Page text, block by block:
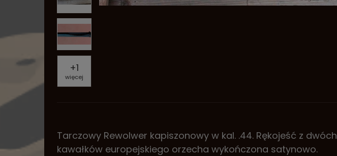
+1
więcej
Tarczowy Rewolwer kapiszonowy w kal. .44. Rękojeść z dwóch
kawałków europejskiego orzecha wykończona satynowo.